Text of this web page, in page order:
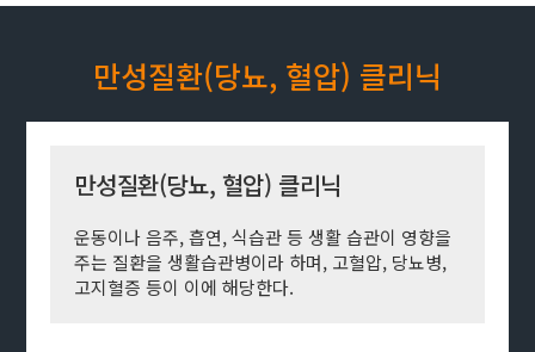
만성질환(당뇨, 혈압) 클리닉
만성질환(당뇨, 혈압) 클리닉
운동이나 음주, 흡연, 식습관 등 생활 습관이 영향을
주는 질환을 생활습관병이라 하며, 고혈압, 당뇨병,
고지혈증 등이 이에 해당한다.